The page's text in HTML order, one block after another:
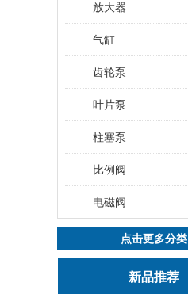
放大器
气缸
齿轮泵
叶片泵
柱塞泵
比例阀
电磁阀
点击更多分类
新品推荐